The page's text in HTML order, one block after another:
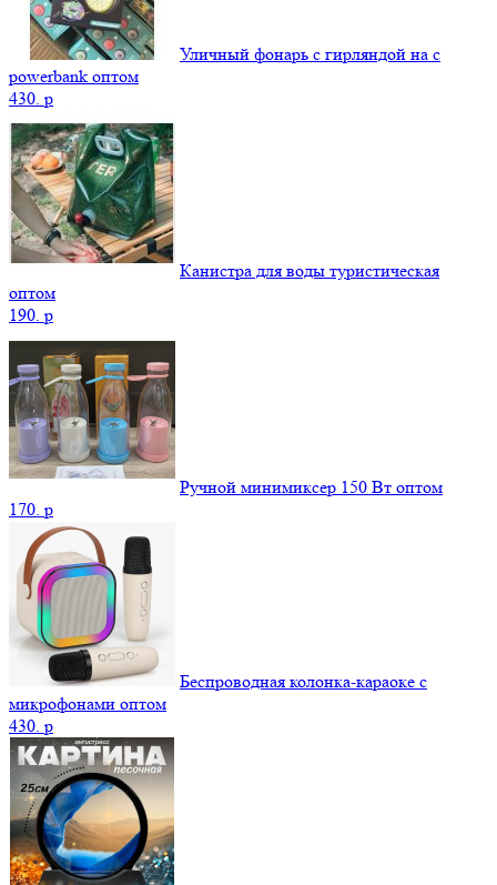
Уличный фонарь с гирляндой на с
powerbank оптом
430. p
Канистра для воды туристическая
оптом
190. p
Ручной минимиксер 150 Вт оптом
170. p
Беспроводная колонка-караоке с
микрофонами оптом
430. p